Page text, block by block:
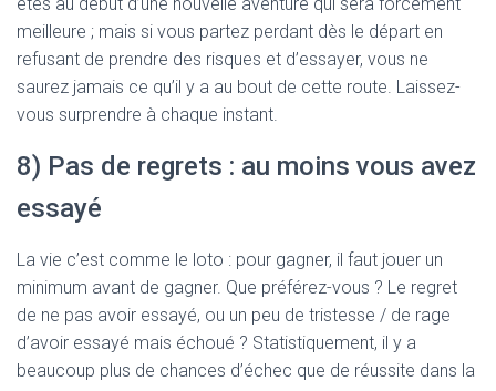
meilleure ; mais si vous partez perdant dès le départ en
refusant de prendre des risques et d’essayer, vous ne
saurez jamais ce qu’il y a au bout de cette route. Laissez-
vous surprendre à chaque instant.
8) Pas de regrets : au moins vous avez
essayé
La vie c’est comme le loto : pour gagner, il faut jouer un
minimum avant de gagner. Que préférez-vous ? Le regret
de ne pas avoir essayé, ou un peu de tristesse / de rage
d’avoir essayé mais échoué ? Statistiquement, il y a
beaucoup plus de chances d’échec que de réussite dans la